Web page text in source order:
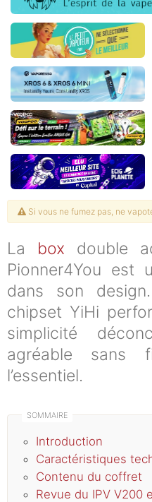
Si vous ne fumez pas, ne
La box double
Pionner4You est
dans son
chipset YiHi
simplicité
agréable sans
l’essentiel.
Introduction
Caractéristiques
Contenu du coffret
Revue du IPV V200